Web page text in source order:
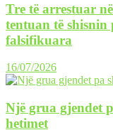
Tre të arrestuar
tentuan të shisnin
falsifikuara
16/07/2026
Një grua gjendet
hetimet